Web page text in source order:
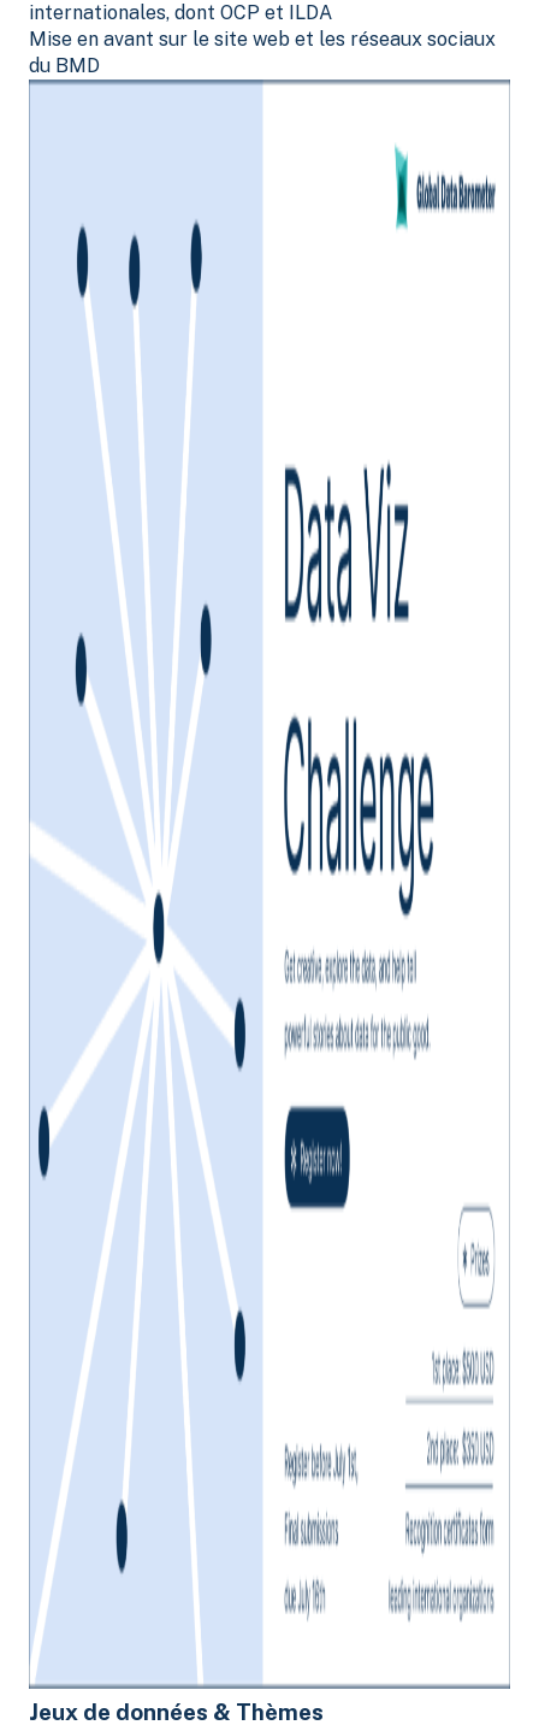
internationales, dont OCP et ILDA
Mise en avant sur le site web et les réseaux sociaux
du BMD
Jeux de données & Thèmes